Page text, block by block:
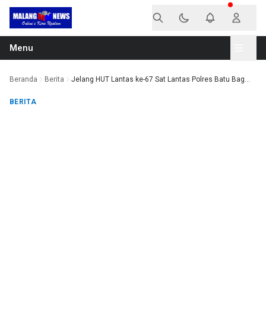
Langsung ke konten
Menu
Beranda Berita Jelang HUT Lantas ke-67 Sat Lantas Polres Batu Bag...
BERITA